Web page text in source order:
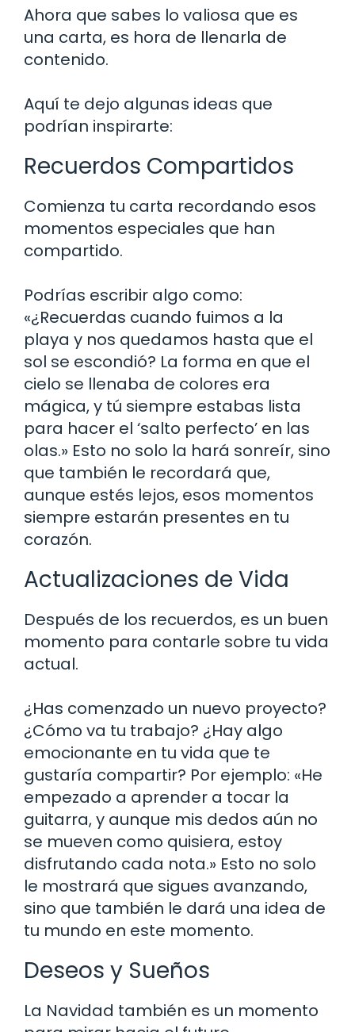
Ahora que sabes lo valiosa que es
una carta, es hora de llenarla de
contenido.
Aquí te dejo algunas ideas que
podrían inspirarte:
Recuerdos Compartidos
Comienza tu carta recordando esos
momentos especiales que han
compartido.
Podrías escribir algo como:
«¿Recuerdas cuando fuimos a la
playa y nos quedamos hasta que el
sol se escondió? La forma en que el
cielo se llenaba de colores era
mágica, y tú siempre estabas lista
para hacer el ‘salto perfecto’ en las
olas.» Esto no solo la hará sonreír, sino
que también le recordará que,
aunque estés lejos, esos momentos
siempre estarán presentes en tu
corazón.
Actualizaciones de Vida
Después de los recuerdos, es un buen
momento para contarle sobre tu vida
actual.
¿Has comenzado un nuevo proyecto?
¿Cómo va tu trabajo? ¿Hay algo
emocionante en tu vida que te
gustaría compartir? Por ejemplo: «He
empezado a aprender a tocar la
guitarra, y aunque mis dedos aún no
se mueven como quisiera, estoy
disfrutando cada nota.» Esto no solo
le mostrará que sigues avanzando,
sino que también le dará una idea de
tu mundo en este momento.
Deseos y Sueños
La Navidad también es un momento